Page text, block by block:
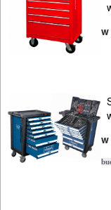
POMIAROWE
NARZĘDZIA